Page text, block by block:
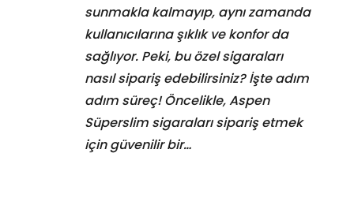
sunmakla kalmayıp, aynı zamanda
kullanıcılarına şıklık ve konfor da
sağlıyor. Peki, bu özel sigaraları
nasıl sipariş edebilirsiniz? İşte adım
adım süreç! Öncelikle, Aspen
Süperslim sigaraları sipariş etmek
için güvenilir bir…